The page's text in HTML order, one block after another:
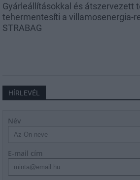
Gyárleállításokkal és átszervezett
tehermentesíti a villamosenergia-
STRABAG
HÍRLEVÉL
Név
E-mail cím